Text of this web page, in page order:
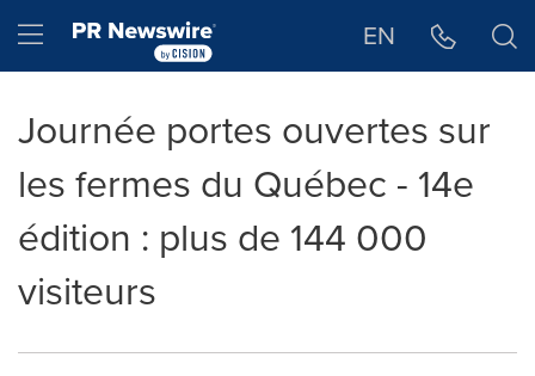
Hamburger menu EN
Journée portes ouvertes sur
les fermes du Québec - 14e
édition : plus de 144 000
visiteurs